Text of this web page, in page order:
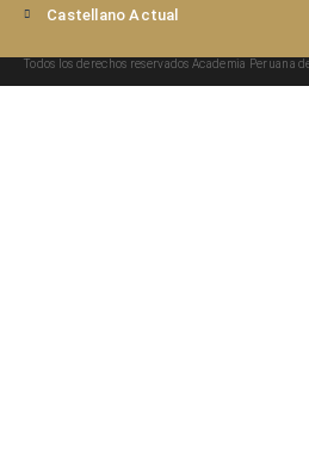
Castellano Actual
Todos los derechos reservados Academia Peruana